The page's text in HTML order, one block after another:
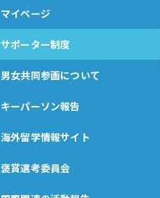
マイページ
サポーター制度
男女共同参画について
キーパーソン報告
海外留学情報サイト
褒賞選考委員会